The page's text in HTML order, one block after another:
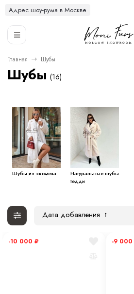
Адрес шоу-рума в Москве
Главная Шубы
Шубы (16)
Шубы из экомеха
Натуральные шубы
тедди
Дата добавления
-10 000 ₽ -9 000